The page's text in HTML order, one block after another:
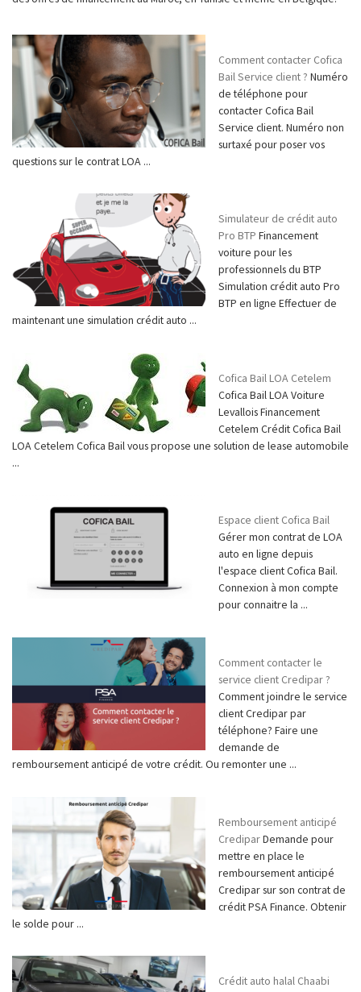
Comment contacter Cofica
Bail Service client ? Numéro
de téléphone pour
contacter Cofica Bail
Service client. Numéro non
surtaxé pour poser vos
questions sur le contrat LOA ...
Simulateur de crédit auto
Pro BTP Financement
voiture pour les
professionnels du BTP
Simulation crédit auto Pro
BTP en ligne Effectuer de
maintenant une simulation crédit auto ...
Cofica Bail LOA Cetelem
Cofica Bail LOA Voiture
Levallois Financement
Cetelem Crédit Cofica Bail
LOA Cetelem Cofica Bail vous propose une solution de lease automobile
...
Espace client Cofica Bail
Gérer mon contrat de LOA
auto en ligne depuis
l'espace client Cofica Bail.
Connexion à mon compte
pour connaitre la ...
Comment contacter le
service client Credipar ?
Comment joindre le service
client Credipar par
téléphone? Faire une
demande de
remboursement anticipé de votre crédit. Ou remonter une ...
Remboursement anticipé
CrediparDemande pour
mettre en place le
remboursement anticipé
Credipar sur son contrat de
crédit PSA Finance. Obtenir
le solde pour ...
Crédit auto halal Chaabi